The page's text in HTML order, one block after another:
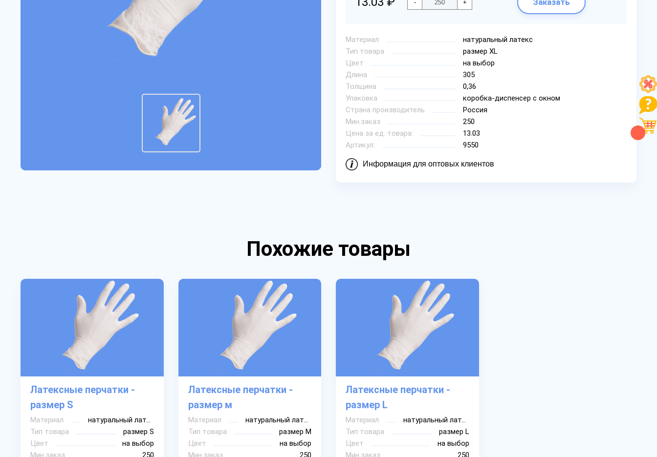
- +
Материал
натуральный латекс
Тип товара
размер XL
Цвет
на выбор
Длина
305
Толщина
0,36
Упаковка
коробка-диспенсер с окном
Страна производитель
Россия
Мин.заказ
250
Цена за ед. товара:
13.03
Артикул:
9550
Информация для оптовых клиентов
Похожие товары
Латексные перчатки -
размер S
Материал
натуральный латекс
Тип товара
размер S
Цвет
на выбор
Мин.заказ
250
Латексные перчатки -
размер м
Материал
Тип товара
размер М
Цвет
на выбор
Мин.заказ
250
Латексные перчатки -
размер L
Материал
натуральный латекс
Тип товара
размер L
Цвет
на выбор
Мин.заказ
250